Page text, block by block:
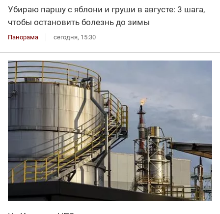
Убираю паршу с яблони и груши в августе: 3 шага,
чтобы остановить болезнь до зимы
Панорама сегодня, 15:30